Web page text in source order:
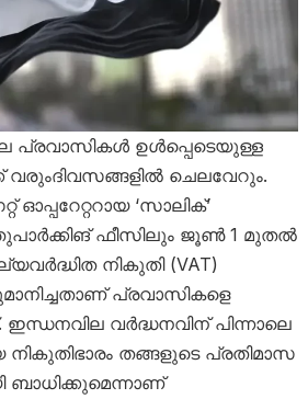
ഉൾപ്പെടെയുള്ള
വരുംദിവസങ്ങളിൽ ചെലവേറും.
‘സാലിക്’
ഫീസിലും ജൂൺ 1 മുതൽ
നികുതി (VAT)
പ്രവാസികളെ
വർദ്ധനവിന് പിന്നാലെ
തങ്ങളുടെ പ്രതിമാസ
ബാധിക്കുമെന്നാണ്